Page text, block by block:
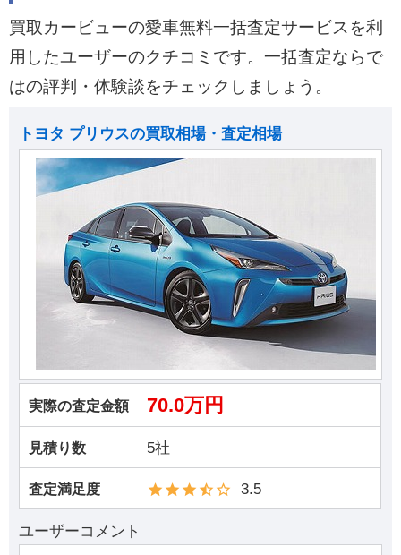
買取カービューの愛車無料一括査定サービスを利
用したユーザーのクチコミです。一括査定ならで
はの評判・体験談をチェックしましょう。
トヨタ プリウスの買取相場・査定相場
実際の査定金額 70.0万円
見積り数 5社
査定満足度 3.5
ユーザーコメント